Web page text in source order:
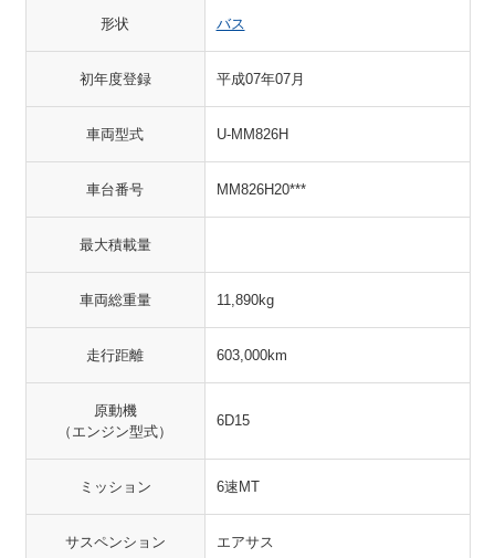
形状 バス
初年度登録 平成07年07月
車両型式 U-MM826H
車台番号 MM826H20***
最大積載量
車両総重量 11,890kg
走行距離 603,000km
原動機
（エンジン型式）
6D15
ミッション 6速MT
サスペンション エアサス